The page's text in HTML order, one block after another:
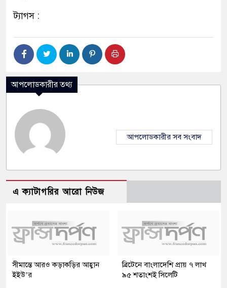
ট্যাগস :
আপলোডকারীর তথ্য
আপলোডকারীর সব সংবাদ
এ ক্যাটাগরির আরো নিউজ
সীমান্তে আরও কড়াকড়ির আহ্বান
ইইউ’র
ব্রিটেনে বাংলাদেশি প্রায় ৭ লাখ
৯৫ শতাংশই সিলেটি